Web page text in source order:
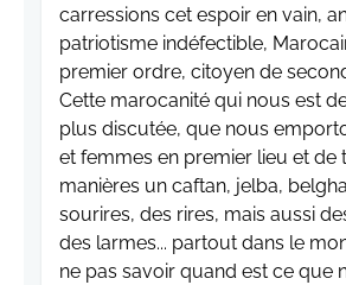
carressions cet espoir en vain,
patriotisme indéfectible,
premier ordre, citoyen de
Cette marocanité qui nous est
plus discutée, que nous
et femmes en premier lieu et de
manières un caftan, jelba,
sourires, des rires, mais aussi
des larmes... partout dans le
ne pas savoir quand est ce que